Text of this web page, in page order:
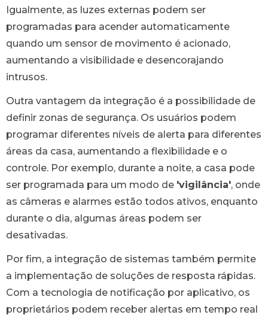
Igualmente, as luzes externas podem ser
programadas para acender automaticamente
quando um sensor de movimento é acionado,
aumentando a visibilidade e desencorajando
intrusos.
Outra vantagem da integração é a possibilidade de
definir zonas de segurança. Os usuários podem
programar diferentes níveis de alerta para diferentes
áreas da casa, aumentando a flexibilidade e o
controle. Por exemplo, durante a noite, a casa pode
ser programada para um modo de 'vigilância', onde
as câmeras e alarmes estão todos ativos, enquanto
durante o dia, algumas áreas podem ser
desativadas.
Por fim, a integração de sistemas também permite
a implementação de soluções de resposta rápidas.
Com a tecnologia de notificação por aplicativo, os
proprietários podem receber alertas em tempo real